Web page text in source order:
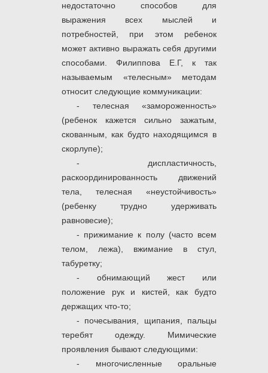
недостаточно способов для
выражения всех мыслей и
потребностей, при этом ребенок
может активно выражать себя другими
способами. Филиппова Е.Г, к так
называемым «телесным» методам
относит следующие коммуникации:
- телесная «замороженность»
(ребенок кажется сильно зажатым,
скованным, как будто находящимся в
скорлупе);
- диспластичность,
раскоординированность движений
тела, телесная «неустойчивость»
(ребенку трудно удерживать
равновесие);
- прижимание к полу (часто всем
телом, лежа), вжимание в стул,
табуретку;
- обнимающий жест или
положение рук и кистей, как будто
держащих что-то;
- почесывания, щипания, пальцы
теребят одежду. Мимические
проявления бывают следующими:
- многочисленные оральные